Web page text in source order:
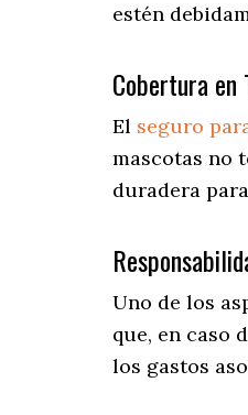
estén
Cobertura en
El seguro
mascotas no
duradera
Uno de los
que, en caso
los gastos